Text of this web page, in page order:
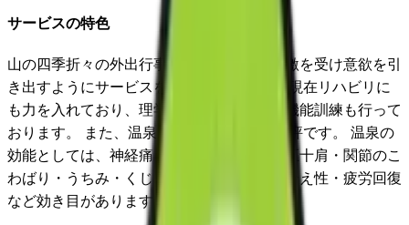
サービスの特色
山の四季折々の外出行事を行い、外部の刺激を受け意欲を引
き出すようにサービスを提供しています。 現在リハビリに
も力を入れており、理学療法士による個別機能訓練も行って
おります。 また、温泉を使用した入浴が好評です。 温泉の
効能としては、神経痛・筋肉痛・関節痛・五十肩・関節のこ
わばり・うちみ・くじき・慢性消化器痛・冷え性・疲労回復
など効き目があります。